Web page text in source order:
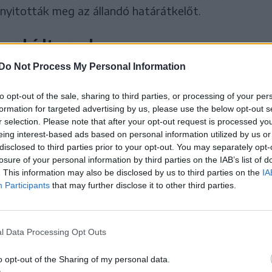
Do Not Process My Personal Information
opt-out of the sale, sharing to third parties, or processing of your
for targeted advertising by us, please use the below opt-out
selection. Please note that after your opt-out request is processed
interest-based ads based on personal information utilized by us
to third parties prior to your opt-out. You may separately
of your personal information by third parties on the IAB’s list of
This information may also be disclosed by us to third parties on the
Participants that may further disclose it to other third parties.
Data Processing Opt Outs
opt-out of the Sharing of my personal data.
meg az állandó határátkelőt.
hídtervek
került a magyarországi szakemberek által tíz
kivitelezéséhez az Orbán-kormány
eddig azonban a román fél részéről nem
Nica, Temes megyei tanácselnök is elismerte. A
megegyezés született
magyar szakértői
amely